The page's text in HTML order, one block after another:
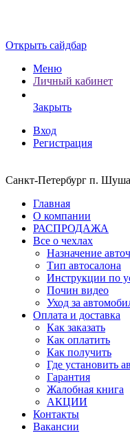
Открыть сайдбар
Меню
Личный кабинет
Закрыть
Вход
Регистрация
Санкт-Петербург п.
Главная
О компании
РАСПРОДАЖА
Все о чехлах
Назначение
Тип автосалона
Инструкции по
Почин видео
Уход за
Оплата и доставка
Как заказать
Как оплатить
Как получить
Где установить
Гарантия
Жалобная книга
АКЦИИ
Контакты
Вакансии